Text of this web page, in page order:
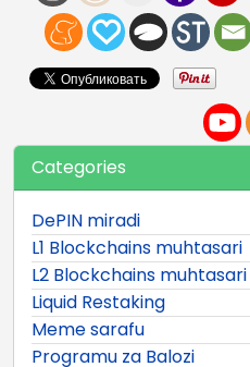
Categories
DePIN miradi
L1 Blockchains muhtasari
L2 Blockchains muhtasari
Liquid Restaking
Meme sarafu
Programu za Balozi